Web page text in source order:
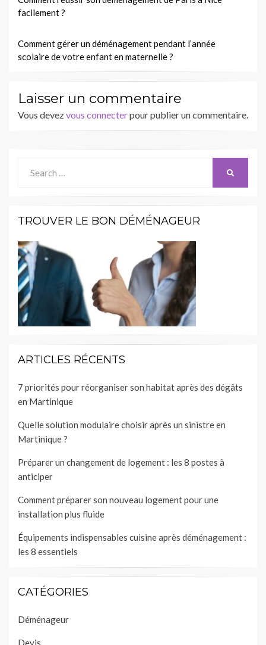
de
l’article
facilement ?
Comment gérer un déménagement pendant l’année
scolaire de votre enfant en maternelle ?
Laisser un commentaire
Vous devezvous connecterpour publier un commentaire.
for:
TROUVER LE BON DÉMÉNAGEUR
ARTICLES RÉCENTS
7 priorités pour réorganiser son habitat après des dégâts
en Martinique
Quelle solution modulaire choisir après un sinistre en
Martinique ?
Préparer un changement de logement : les 8 postes à
anticiper
Comment préparer son nouveau logement pour une
installation plus fluide
Équipements indispensables cuisine après déménagement :
les 8 essentiels
CATÉGORIES
Déménageur